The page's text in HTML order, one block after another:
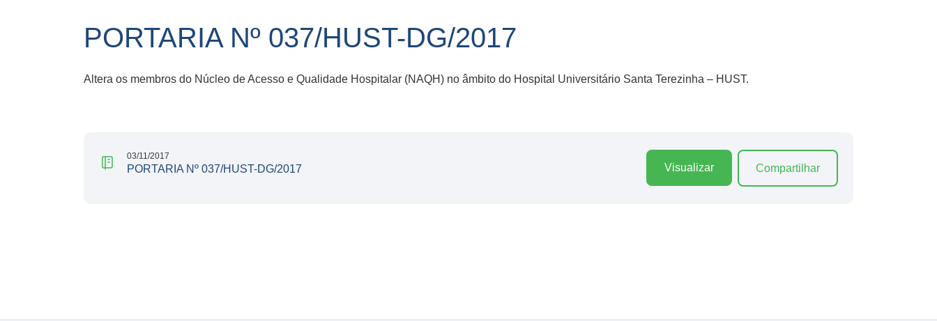
PORTARIA Nº 037/HUST-DG/2017
Altera os membros do Núcleo de Acesso e Qualidade Hospitalar (NAQH) no âmbito do Hospital Universitário Santa Terezinha – HUST.
03/11/2017
PORTARIA Nº 037/HUST-DG/2017 Visualizar Compartilhar